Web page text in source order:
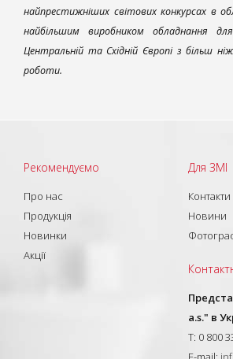
найпрестижніших світових конкурсах в
найбільшим виробником обладнання
Центральній та Східній Європі з більш
роботи.
Рекомендуємо
Про нас
Продукція
Новинки
Акції
Для ЗМІ
Контакти
Новини
a.s." в
T: 0 800